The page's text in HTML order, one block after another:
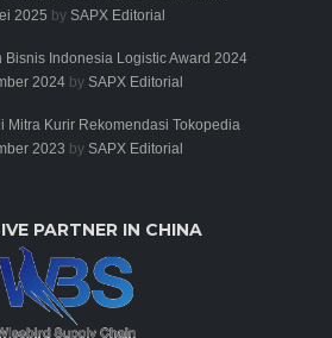
2025 by SAPX Editorial
Bisnis Indonesia Logistic Award 2024
2024by SAPX Editorial
Mitra Kurir Rekomendasi Tokopedia
2023 by SAPX Editorial
PARTNER IN CHINA